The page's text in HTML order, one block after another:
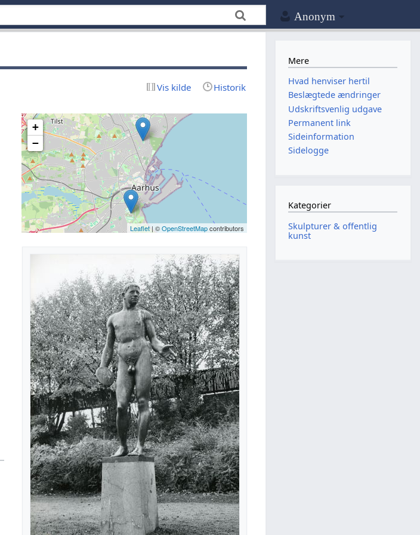
Anonym
Vis kilde Historik
+
−
Leaflet| ©OpenStreetMapcontributors
Mere
Hvad henviser hertil
Beslægtede ændringer
Udskriftsvenlig udgave
Permanent link
Sideinformation
Sidelogge
Kategorier
Skulpturer & offentlig
kunst